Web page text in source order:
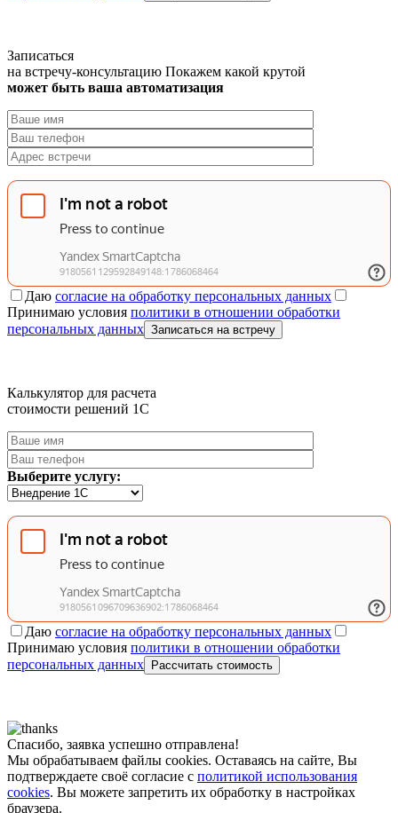
Записаться
на встречу-консультацию Покажем какой крутой
может быть ваша автоматизация
Даю согласие на обработку персональных данных
Принимаю условия политики в отношении обработки
персональных данных Записаться на встречу
Калькулятор для расчета
стоимости решений 1C
Выберите услугу:
Даю согласие на обработку персональных данных
Принимаю условия политики в отношении обработки
персональных данных
Рассчитать стоимость
Спасибо, заявка успешно отправлена!
Мы обрабатываем файлы cookies. Оставаясь на сайте, Вы
подтверждаете своё согласие с политикой использования
cookies. Вы можете запретить их обработку в настройках
браузера.